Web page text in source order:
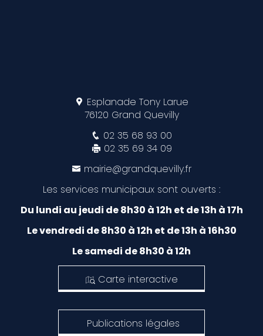
Esplanade Tony Larue
76120 Grand Quevilly
02 35 68 93 00
02 35 69 34 09
mairie@grandquevilly.fr
Les services municipaux sont ouverts :
Du lundi au jeudi de 8h30 à 12h et de 13h à 17h
Le vendredi de 8h30 à 12h et de 13h à 16h30
Le samedi de 8h30 à 12h
Carte interactive
Publications légales